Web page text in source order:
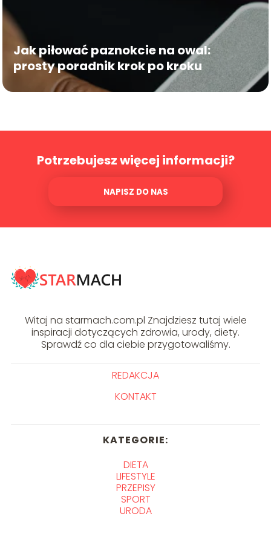
Jak piłować paznokcie na owal:
prosty poradnik krok po kroku
Potrzebujesz więcej informacji?
NAPISZ DO NAS
Witaj na starmach.com.pl Znajdziesz tutaj wiele
inspiracji dotyczących zdrowia, urody, diety.
Sprawdź co dla ciebie przygotowaliśmy.
REDAKCJA
KONTAKT
KATEGORIE:
DIETA
LIFESTYLE
PRZEPISY
SPORT
URODA